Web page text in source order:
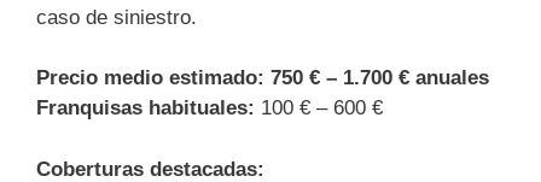
caso de siniestro.
Precio medio estimado: 750 € – 1.700 € anuales
Franqui­sas habituales: 100 € – 600 €
Coberturas destacadas: